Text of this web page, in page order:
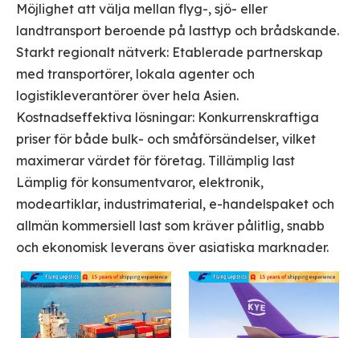
Möjlighet att välja mellan flyg-, sjö- eller
landtransport beroende på lasttyp och brådskande.
Starkt regionalt nätverk: Etablerade partnerskap
med transportörer, lokala agenter och
logistikleverantörer över hela Asien.
Kostnadseffektiva lösningar: Konkurrenskraftiga
priser för både bulk- och småförsändelser, vilket
maximerar värdet för företag. Tillämplig last
Lämplig för konsumentvaror, elektronik,
modeartiklar, industrimaterial, e-handelspaket och
allmän kommersiell last som kräver pålitlig, snabb
och ekonomisk leverans över asiatiska marknader.